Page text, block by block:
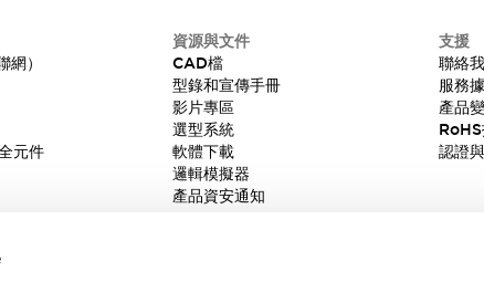
）
元件
資源與文件
CAD檔
型錄和宣傳手冊
影片專區
選型系統
軟體下載
邏輯模擬器
產品資安通知
支援
聯絡
服務
產品
認證